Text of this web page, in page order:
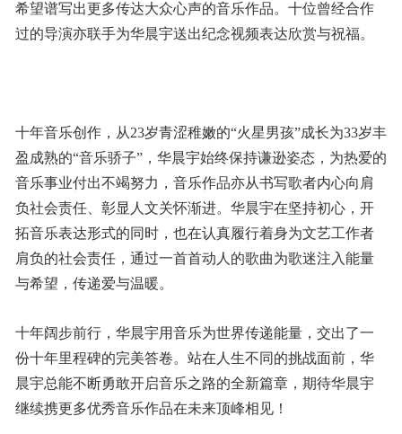
希望谱写出更多传达大众心声的音乐作品。十位曾经合作
过的导演亦联手为华晨宇送出纪念视频表达欣赏与祝福。
十年音乐创作，从23岁青涩稚嫩的“火星男孩”成长为33岁丰
盈成熟的“音乐骄子”，华晨宇始终保持谦逊姿态，为热爱的
音乐事业付出不竭努力，音乐作品亦从书写歌者内心向肩
负社会责任、彰显人文关怀渐进。华晨宇在坚持初心，开
拓音乐表达形式的同时，也在认真履行着身为文艺工作者
肩负的社会责任，通过一首首动人的歌曲为歌迷注入能量
与希望，传递爱与温暖。
十年阔步前行，华晨宇用音乐为世界传递能量，交出了一
份十年里程碑的完美答卷。站在人生不同的挑战面前，华
晨宇总能不断勇敢开启音乐之路的全新篇章，期待华晨宇
继续携更多优秀音乐作品在未来顶峰相见！